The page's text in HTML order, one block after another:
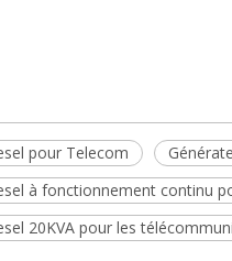
pour Telecom
à fonctionnement continu
20KVA pour les